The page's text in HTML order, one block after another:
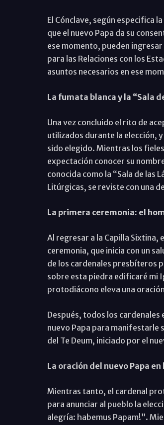
El Cónclave, según especifica
que el nuevo Papa da su
ese momento, pueden
para las Relaciones con los
asuntos necesarios en ese
La fumata blanca y la “Sala
Una vez concluido el rito de
utilizados durante la elección,
sido elegido. Mientras los
expectación conocer su
conocida como la “Sala de las
Litúrgicas, se reviste con una
La primera ceremonia: el
Al regresar a la Capilla Sixtina,
ceremonia, que inicia con un
de los cardenales presbíteros
sobre esta piedra edificaré mi
protodiácono eleva una
Después, todos los
nuevo Papa para manifestarle
del Te Deum, iniciado por el
La oración del nuevo Papa
Mientras tanto, el cardenal
para anunciar al pueblo la
alegría: habemus Papam!”.